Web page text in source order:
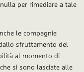
per rimediare a tale
le compagnie
sfruttamento del
al momento di
si sono lasciate alle